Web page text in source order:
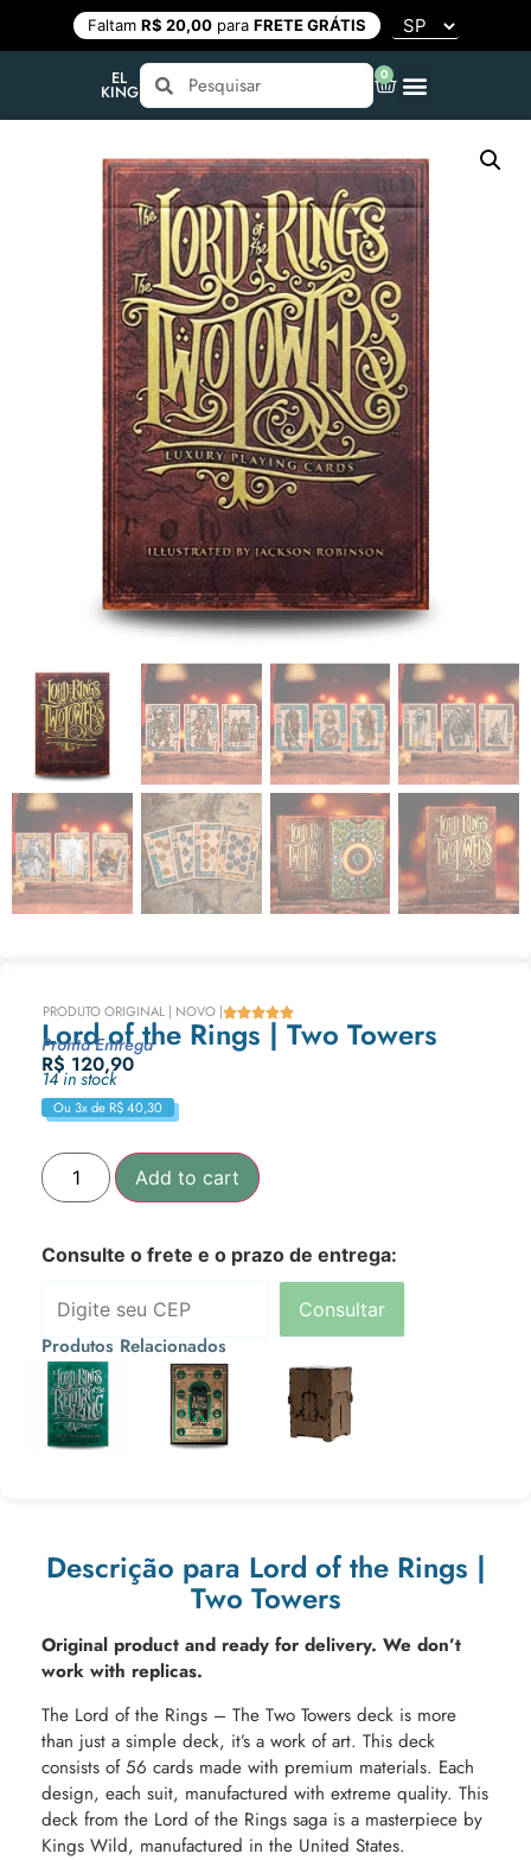
Faltam R$ 20,00para FRETE GRÁTIS
EL
KING
0
PRODUTO ORIGINAL | NOVO |
Lord of the Rings | Two Towers
Pronta Entrega
R$ 120,90
14 in stock
Ou 3x de R$40,30
Add to cart
Consulte o frete e o prazo de entrega:
Consultar
Produtos Relacionados
Descrição para Lord of the Rings |
Two Towers
Original product and ready for delivery. We don’t
work with replicas.
The Lord of the Rings – The Two Towers deck is more
than just a simple deck, it’s a work of art. This deck
consists of 56 cards made with premium materials. Each
design, each suit, manufactured with extreme quality. This
deck from the Lord of the Rings saga is a masterpiece by
Kings Wild, manufactured in the United States.